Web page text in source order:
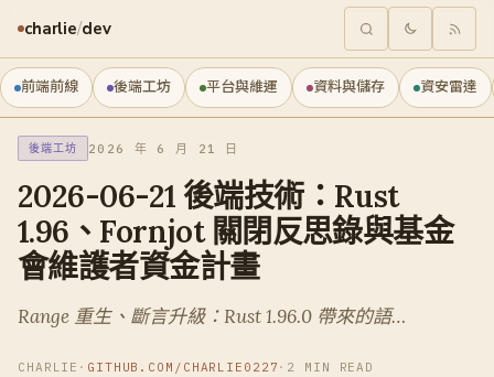
charlie/dev
前端前線 後端工坊 平台與維運 資料與儲存 資安雷達
後端工坊 2026 年 6 月 21 日
2026-06-21 後端技術：Rust
1.96、Fornjot 關閉反思錄與基金
會維護者資金計畫
Range 重生、斷言升級：Rust 1.96.0 帶來的語…
CHARLIE · GITHUB.COM/CHARLIE0227 · 2 MIN READ